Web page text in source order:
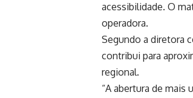
acessibilidade. O
operadora.
Segundo a diretora
contribui para
regional.
“A abertura de mais